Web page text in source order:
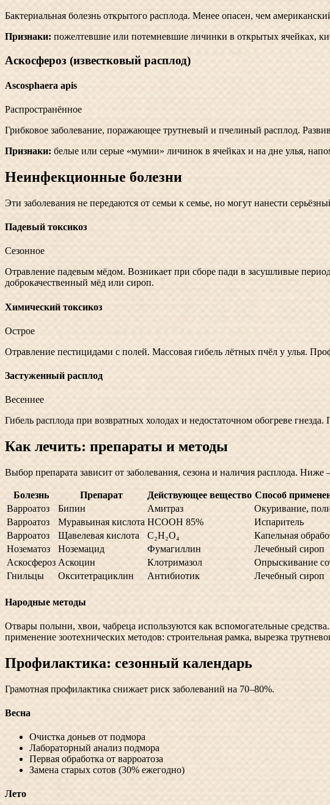
Бактериальная болезнь открытого расплода. Менее опасен, чем
Признаки: пожелтевшие или потемневшие личинки в открытых ячейках,
Аскосфероз (известковый расплод)
Ascosphaera apis
Распространённое
Грибковое заболевание, поражающее трутневый и пчелиный расплод.
Признаки: белые или серые «мумии» личинок в ячейках и на дне улья,
Неинфекционные болезни
Эти заболевания не передаются от семьи к семье, но могут нанести
Падевый токсикоз
Сезонное
Отравление падевым мёдом. Возникает при сборе пади в засушливые
доброкачественный мёд или сироп.
Химический токсикоз
Острое
Отравление пестицидами с полей. Массовая гибель лётных пчёл у улья.
Застуженный расплод
Весеннее
Гибель расплода при возвратных холодах и недостаточном обогреве
Как лечить: препараты и методы
Выбор препарата зависит от заболевания, сезона и наличия расплода.
Болезнь Препарат Действующее вещество Способ
Варроатоз
Бипин Амитраз Окуривание,
Варроатоз
Муравьиная кислота HCOOH 85% Испаритель
Варроатоз
Щавелевая кислота C₂H₂O₄ Капельная
Нозематоз
Ноземацид Фумагиллин Лечебный сироп
Аскосфероз Аскоцин Клотримазол Опрыскивание
Гнильцы
Окситетрациклин Антибиотик Лечебный сироп
Народные методы
Отвары полыни, хвои, чабреца используются как вспомогательные
применение зоотехнических методов: строительная рамка, вырезка
Профилактика: сезонный календарь
Грамотная профилактика снижает риск заболеваний на 70–80%.
Весна
Очистка доньев от подмора
Лабораторный анализ подмора
Первая обработка от варроатоза
Замена старых сотов (30% ежегодно)
Лето